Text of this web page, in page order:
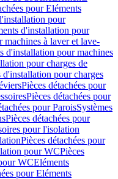
pour Eléments
pour
d'installation pour
à laver et lave-
d'installation pour machines
pour charges de
d'installation pour charges
Pièces détachées pour
Pièces détachées pour
pour ParoisSystèmes
Pièces détachées pour
pour l'isolation
Pièces détachées pour
pour WCPièces
WCEléments
pour Eléments